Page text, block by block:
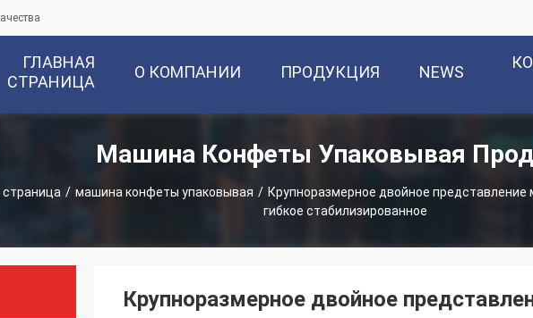
ГЛАВНАЯ
СТРАНИЦА
О КОМПАНИИ ПРОДУКЦИЯ NEWS
Машина Конфеты Упаковывая
страница / машина конфеты упаковывая / Крупноразмерное двойное
гибкое стабилизированное
Крупноразмерное двойное